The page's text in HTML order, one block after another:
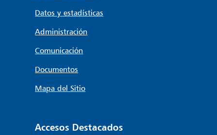
Datos y estadísticas
Administración
Comunicación
Documentos
Mapa del Sitio
Accesos Destacados